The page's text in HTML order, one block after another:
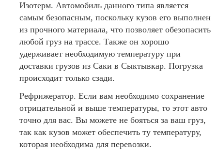
Изотерм. Автомобиль данного типа является
самым безопасным, поскольку кузов его выполнен
из прочного материала, что позволяет обезопасить
любой груз на трассе. Также он хорошо
удерживает необходимую температуру при
доставки грузов из Саки в Сыктывкар. Погрузка
происходит только сзади.
Рефрижератор. Если вам необходимо сохранение
отрицательной и выше температуры, то этот авто
точно для вас. Вы можете не бояться за ваш груз,
так как кузов может обеспечить ту температуру,
которая необходима для перевозки.